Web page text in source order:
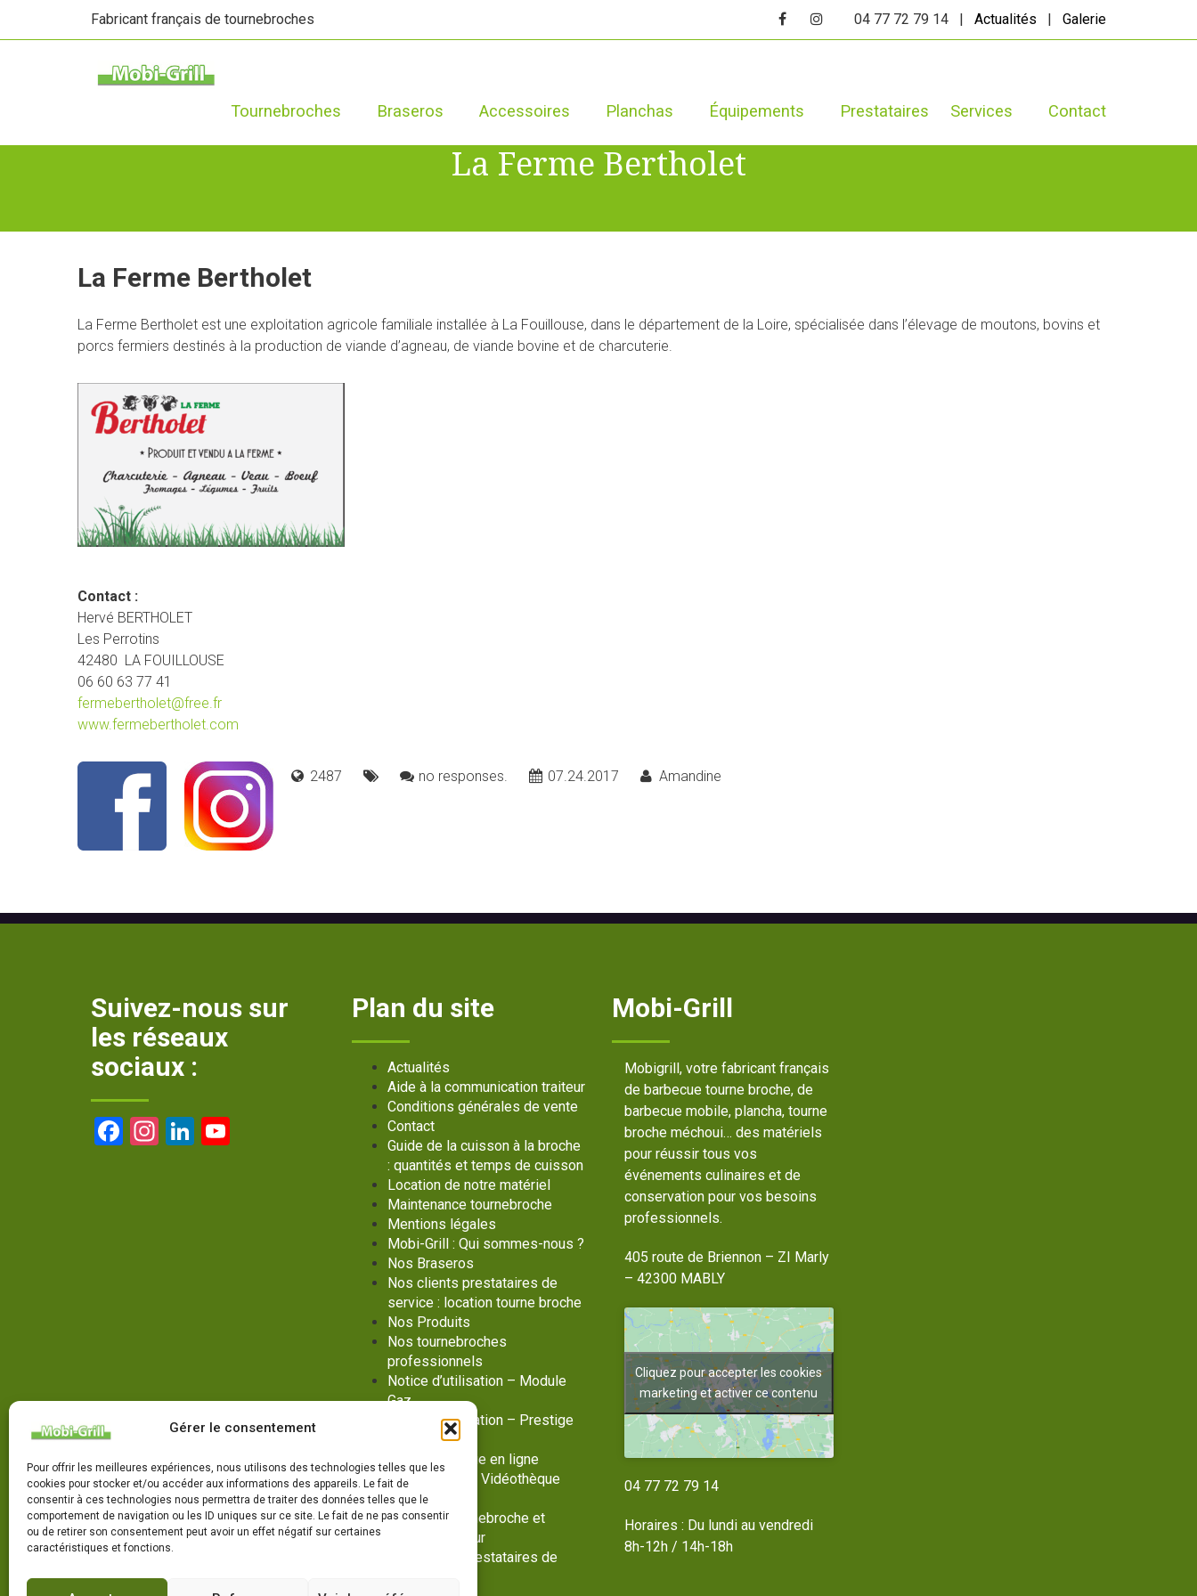
Gérer le consentement
Pour offrir les meilleures expériences, nous utilisons des technologies telles que les
cookies pour stocker et/ou accéder aux informations des appareils. Le fait de
consentir à ces technologies nous permettra de traiter des données telles que le
comportement de navigation ou les ID uniques sur ce site. Le fait de ne pas consentir
ou de retirer son consentement peut avoir un effet négatif sur certaines
caractéristiques et fonctions.
Fabricant français de tournebroches 04 77 72 79 14 | Actualités | Galerie
Tournebroches Braseros Accessoires Planchas Équipements Prestataires Services Contact
La Ferme Bertholet
La Ferme Bertholet
La Ferme Bertholet est une exploitation agricole familiale installée à La Fouillouse, dans le département de la Loire, spécialisée dans l’élevage de moutons, bovins et
porcs fermiers destinés à la production de viande d’agneau, de viande bovine et de charcuterie.
Contact :
Hervé BERTHOLET
Les Perrotins
42480 LA FOUILLOUSE
06 60 63 77 41
fermebertholet@free.fr
www.fermebertholet.com
2487 no responses. 07.24.2017 Amandine
Suivez-nous sur
les réseaux
sociaux :
Facebook
Instagram
LinkedIn
Plan du site
Actualités
Aide à la communication traiteur
Conditions générales de vente
Contact
Guide de la cuisson à la broche
: quantités et temps de cuisson
Location de notre matériel
Maintenance tournebroche
Mentions légales
Mobi-Grill : Qui sommes-nous ?
Nos Braseros
Nos clients prestataires de
service : location tourne broche
Nos Produits
Nos tournebroches
professionnels
Notice d’utilisation – Module
Gaz
Notice d’utilisation – Prestige
Notre catalogue en ligne
Photothèque / Vidéothèque
Plan du site
Vente de tournebroche et
matériel traiteur
Nos clients prestataires de
Mobi-Grill
Mobigrill, votre fabricant français
de barbecue tourne broche, de
barbecue mobile, plancha, tourne
broche méchoui… des matériels
pour réussir tous vos
événements culinaires et de
conservation pour vos besoins
professionnels.
405 route de Briennon – ZI Marly
– 42300 MABLY
Cliquez pour accepter les cookies
marketing et activer ce contenu
04 77 72 79 14
Horaires : Du lundi au vendredi
8h-12h / 14h-18h